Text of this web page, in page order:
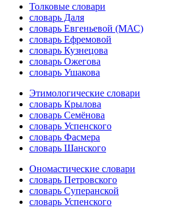
Толковые словари
словарь Даля
словарь Евгеньевой (МАС)
словарь Ефремовой
словарь Кузнецова
словарь Ожегова
словарь Ушакова
Этимологические словари
словарь Крылова
словарь Семёнова
словарь Успенского
словарь Фасмера
словарь Шанского
Ономастические словари
словарь Петровского
словарь Суперанской
словарь Успенского